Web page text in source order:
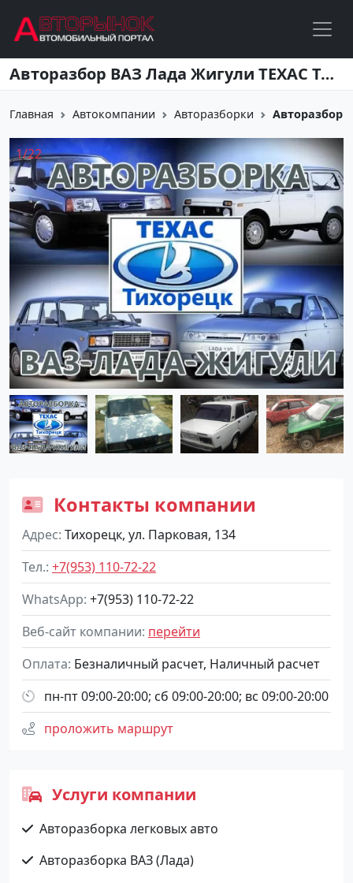
Перейти к основному содержанию Авторазбор ВАЗ Лада Жигули ТЕХАС Тихорецк
Главная Автокомпании Авторазборки Авторазбор
Контакты компании
Адрес Тихорецк, ул. Парковая, 134
Тел. +7(953) 110-72-22
WhatsApp +7(953) 110-72-22
Веб-сайт компании перейти
Оплата Безналичный расчет, Наличный расчет
пн-пт 09:00-20:00; сб 09:00-20:00; вс 09:00-20:00
проложить маршрут
1/22
Услуги компании
Авторазборка легковых авто
Авторазборка ВАЗ (Лада)